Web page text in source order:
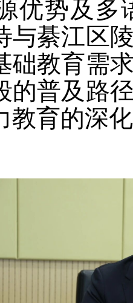
优势及多
与綦江区
础教育需
的普及路
教育的深